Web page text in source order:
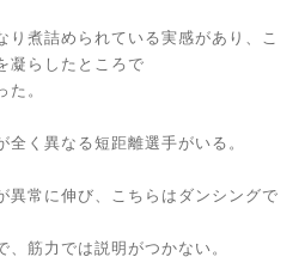
り煮詰められている実感があり、こ
凝らしたところで
。
く異なる短距離選手がいる。
異常に伸び、こちらはダンシングで
筋力では説明がつかない。